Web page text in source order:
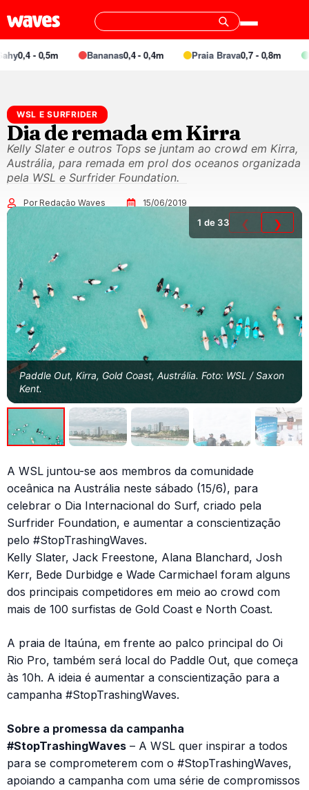
0,4 - 0,5m Bananas0,4 - 0,4m Praia Brava0,7 - 0,8m
WSL E SURFRIDER
Dia de remada em Kirra
Kelly Slater e outros Tops se juntam ao crowd em Kirra,
Austrália, para remada em prol dos oceanos organizada
pela WSL e Surfrider Foundation.
Por Redação Waves 15/06/2019
Paddle Out, Kirra, Gold Coast, Austrália. Foto: WSL / Saxon
Kent.
1 de 33 ❮ ❯
A WSL juntou-se aos membros da comunidade
oceânica na Austrália neste sábado (15/6), para
celebrar o Dia Internacional do Surf, criado pela
Surfrider Foundation, e aumentar a conscientização
pelo #StopTrashingWaves.
Kelly Slater, Jack Freestone, Alana Blanchard, Josh
Kerr, Bede Durbidge e Wade Carmichael foram alguns
dos principais competidores em meio ao crowd com
mais de 100 surfistas de Gold Coast e North Coast.
A praia de Itaúna, em frente ao palco principal do Oi
Rio Pro, também será local do Paddle Out, que começa
às 10h. A ideia é aumentar a conscientização para a
campanha #StopTrashingWaves.
Sobre a promessa da campanha
#StopTrashingWaves – A WSL quer inspirar a todos
para se comprometerem com o #StopTrashingWaves,
apoiando a campanha com uma série de compromissos